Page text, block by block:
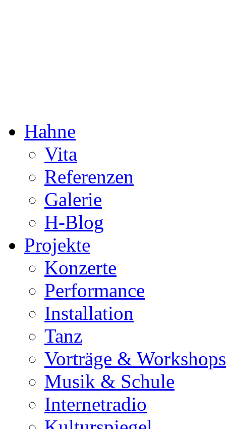
Hahne
Vita
Referenzen
Galerie
H-Blog
Projekte
Konzerte
Performance
Installation
Tanz
Vorträge & Workshops
Musik & Schule
Internetradio